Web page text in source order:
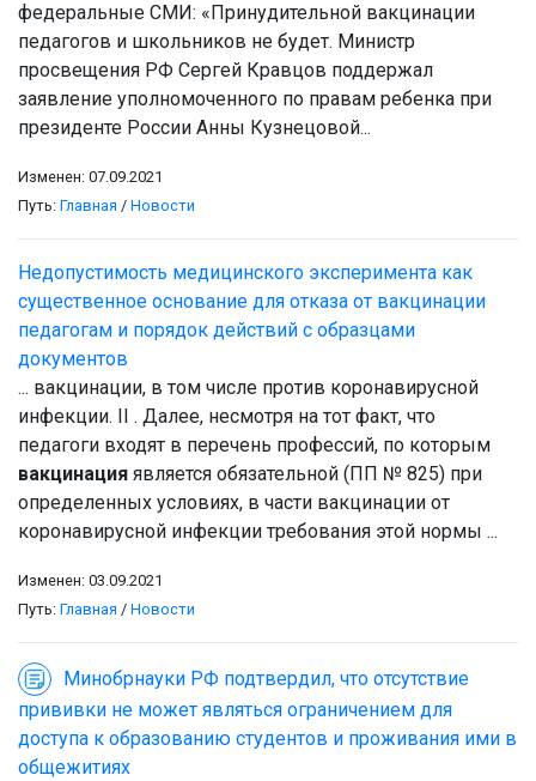
федеральные СМИ: «Принудительной вакцинации
педагогов и школьников не будет. Министр
просвещения РФ Сергей Кравцов поддержал
заявление уполномоченного по правам ребенка при
президенте России Анны Кузнецовой...
Изменен: 07.09.2021
Путь: Главная / Новости
Недопустимость медицинского эксперимента как
существенное основание для отказа от вакцинации
педагогам и порядок действий с образцами
документов
... вакцинации, в том числе против коронавирусной
инфекции. II . Далее, несмотря на тот факт, что
педагоги входят в перечень профессий, по которым
вакцинация является обязательной (ПП № 825) при
определенных условиях, в части вакцинации от
коронавирусной инфекции требования этой нормы ...
Изменен: 03.09.2021
Путь: Главная / Новости
Минобрнауки РФ подтвердил, что отсутствие
прививки не может являться ограничением для
доступа к образованию студентов и проживания ими в
общежитиях